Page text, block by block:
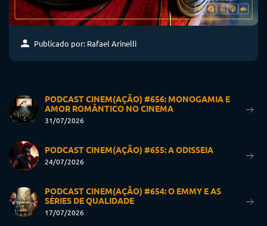
Publicado por: Rafael Arinelli
PODCAST CINEM(AÇÃO) #656: MONOGAMIA E
AMOR ROMÂNTICO NO CINEMA
31/07/2026
PODCAST CINEM(AÇÃO) #655: A ODISSEIA
24/07/2026
PODCAST CINEM(AÇÃO) #654: O EMMY E AS
SÉRIES DE QUALIDADE
17/07/2026